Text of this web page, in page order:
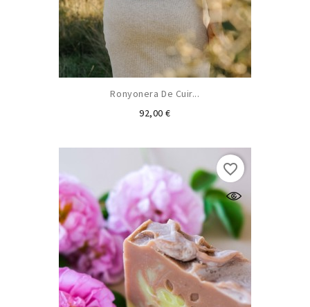
Ronyonera De Cuir...
92,00 €Preu
favorite_border